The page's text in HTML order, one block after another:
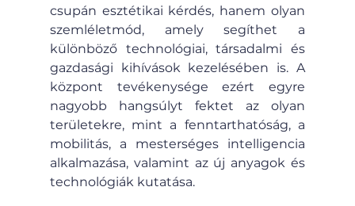
csupán esztétikai kérdés, hanem olyan
szemléletmód, amely segíthet a
különböző technológiai, társadalmi és
gazdasági kihívások kezelésében is. A
központ tevékenysége ezért egyre
nagyobb hangsúlyt fektet az olyan
területekre, mint a fenntarthatóság, a
mobilitás, a mesterséges intelligencia
alkalmazása, valamint az új anyagok és
technológiák kutatása.